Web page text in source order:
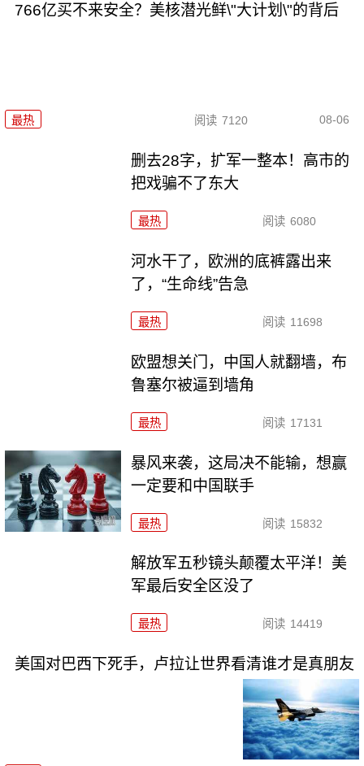
766亿买不来安全？美核潜光鲜\"大计划\"的背后
最热 阅读 7120 08-06
删去28字，扩军一整本！高市的
把戏骗不了东大
最热 阅读 6080
河水干了，欧洲的底裤露出来
了，“生命线”告急
最热 阅读 11698
欧盟想关门，中国人就翻墙，布
鲁塞尔被逼到墙角
最热 阅读 17131
暴风来袭，这局决不能输，想赢
一定要和中国联手
最热 阅读 15832
解放军五秒镜头颠覆太平洋！美
军最后安全区没了
最热 阅读 14419
美国对巴西下死手，卢拉让世界看清谁才是真朋友